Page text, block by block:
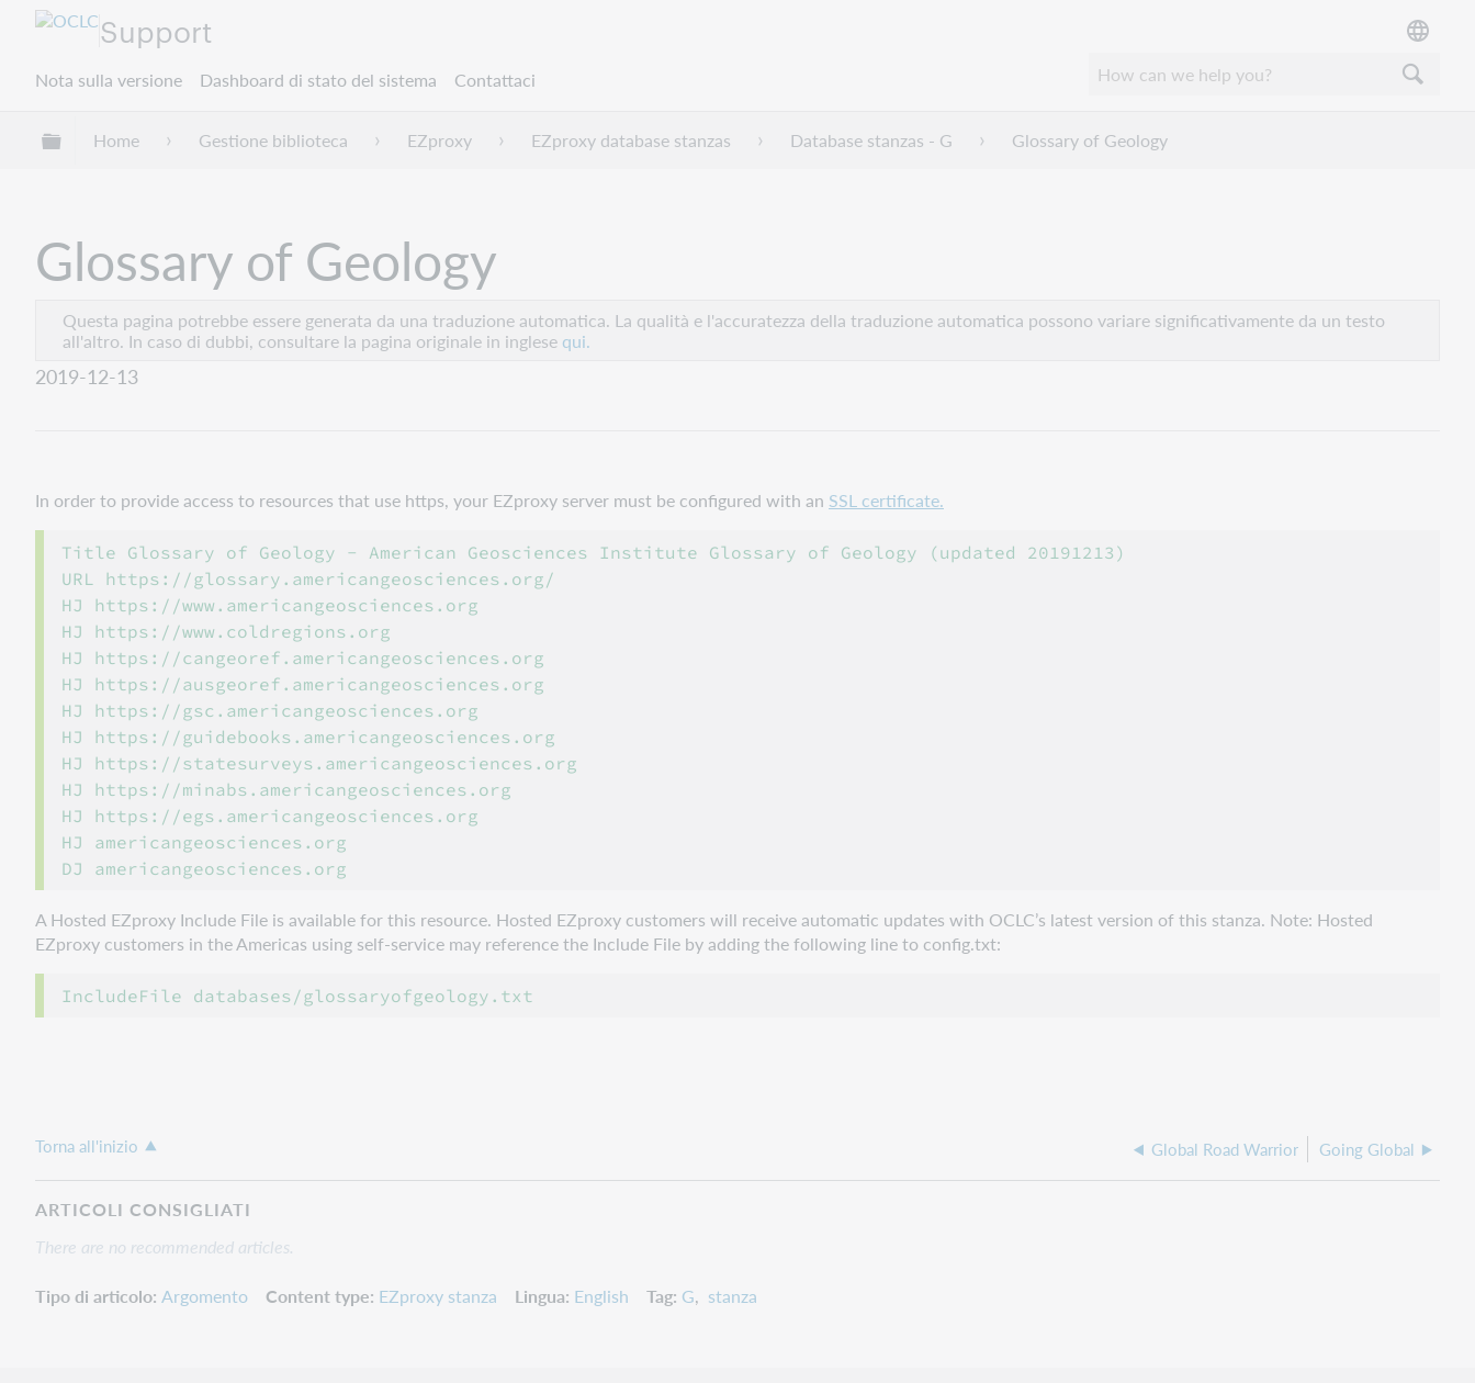
Support
Nota sulla versione Dashboard di stato del sistema Contattaci
Espandi/comprimi la gerarchia globale
Home Gestione biblioteca EZproxy EZproxy database stanzas Database stanzas - G Glossary of Geology
Glossary of Geology
Questa pagina potrebbe essere generata da una traduzione automatica. La qualità e l'accuratezza della traduzione automatica possono variare significativamente da un testo
all'altro. In caso di dubbi, consultare la pagina originale in inglese qui.
2019-12-13
In order to provide access to resources that use https, your EZproxy server must be configured with an SSL certificate.
Title Glossary of Geology - American Geosciences Institute Glossary of Geology (updated 20191213)
URL https://glossary.americangeosciences.org/
HJ https://www.americangeosciences.org
HJ https://www.coldregions.org
HJ https://cangeoref.americangeosciences.org
HJ https://ausgeoref.americangeosciences.org
HJ https://gsc.americangeosciences.org
HJ https://guidebooks.americangeosciences.org
HJ https://statesurveys.americangeosciences.org
HJ https://minabs.americangeosciences.org
HJ https://egs.americangeosciences.org
HJ americangeosciences.org
A Hosted EZproxy Include File is available for this resource. Hosted EZproxy customers will receive automatic updates with OCLC’s latest version of this stanza. Note: Hosted
EZproxy customers in the Americas using self-service may reference the Include File by adding the following line to config.txt:
Torna all'inizio Global Road Warrior Going Global
ARTICOLI CONSIGLIATI
There are no recommended articles.
Tipo di articolo Argomento Content type EZproxy stanza Lingua English Tag G stanza